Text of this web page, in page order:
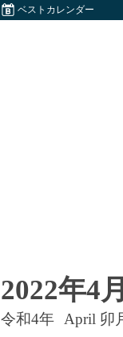
ベストカレンダー
2022年4
令和4年 April 卯